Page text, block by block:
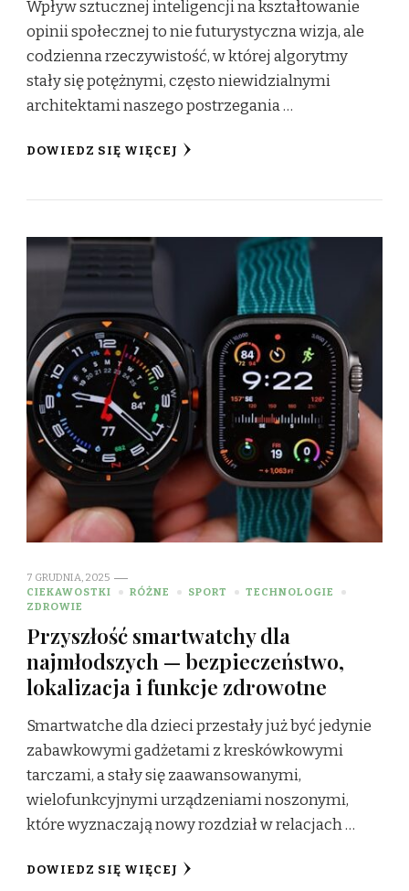
Wpływ sztucznej inteligencji na kształtowanie
opinii społecznej to nie futurystyczna wizja, ale
codzienna rzeczywistość, w której algorytmy
stały się potężnymi, często niewidzialnymi
architektami naszego postrzegania …
DOWIEDZ SIĘ WIĘCEJ
7 GRUDNIA, 2025
CIEKAWOSTKI
RÓŻNE SPORT
TECHNOLOGIE
ZDROWIE
Przyszłość smartwatchy dla
najmłodszych — bezpieczeństwo,
lokalizacja i funkcje zdrowotne
Smartwatche dla dzieci przestały już być jedynie
zabawkowymi gadżetami z kreskówkowymi
tarczami, a stały się zaawansowanymi,
wielofunkcyjnymi urządzeniami noszonymi,
które wyznaczają nowy rozdział w relacjach …
DOWIEDZ SIĘ WIĘCEJ